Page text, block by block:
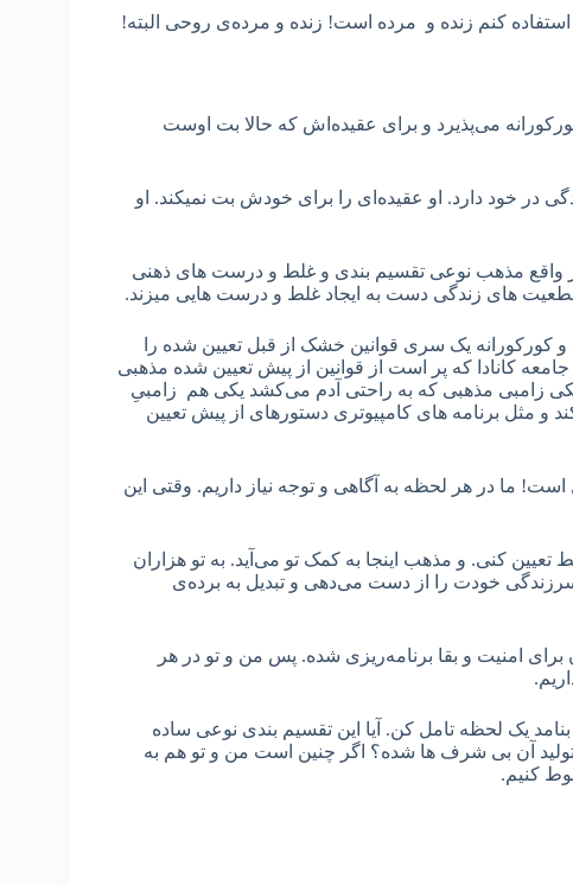
کنم زنده و ‌ مرده است! زنده و مرده‌ی روحی البته!
می‌پذیرد و برای عقیده‌اش که حالا بت اوست
در خود دارد. او عقیده‌ای را برای خودش بت نمیکند. او
واقع مذهب نوعی تقسیم بندی و غلط و درست های ذهنی
قطعیت های زندگی دست به ایجاد غلط و درست هایی میزند.
یک سری قوانین خشک از قبل تعیین شده را
کانادا که پر است از قوانین از پیش تعیین شده مذهبی
زامبی مذهبی که به راحتی آدم می‌کشد یکی هم زامبیِ
و مثل برنامه های کامپیوتری دستورهای از پیش تعیین
ما در هر لحظه به آگاهی و توجه نیاز داریم. وقتی این
کنی. و مذهب اینجا به کمک تو می‌آید. به تو هزاران
خودت را از دست می‌دهی و تبدیل به برده‌ی
امنیت و بقا برنامه‌ریزی شده. پس من و تو در هر
یک لحظه تامل کن. آیا این تقسیم بندی نوعی ساده
آن بی شرف ها شده؟ اگر چنین است من و تو هم به
کنیم.